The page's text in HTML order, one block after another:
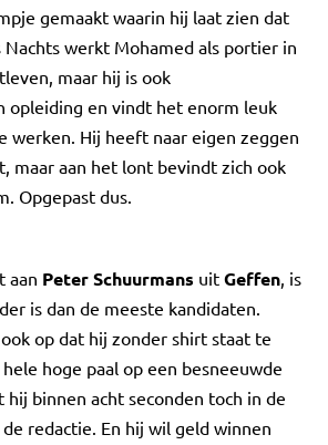
gemaakt waarin hij laat zien dat
Nachts werkt Mohamed als portier in
maar hij is ook
opleiding en vindt het enorm leuk
werken. Hij heeft naar eigen zeggen
maar aan het lont bevindt zich ook
Opgepast dus.
aan Peter Schuurmans uit Geffen, is
is dan de meeste kandidaten.
op dat hij zonder shirt staat te
hoge paal op een besneeuwde
hij binnen acht seconden toch in de
redactie. En hij wil geld winnen